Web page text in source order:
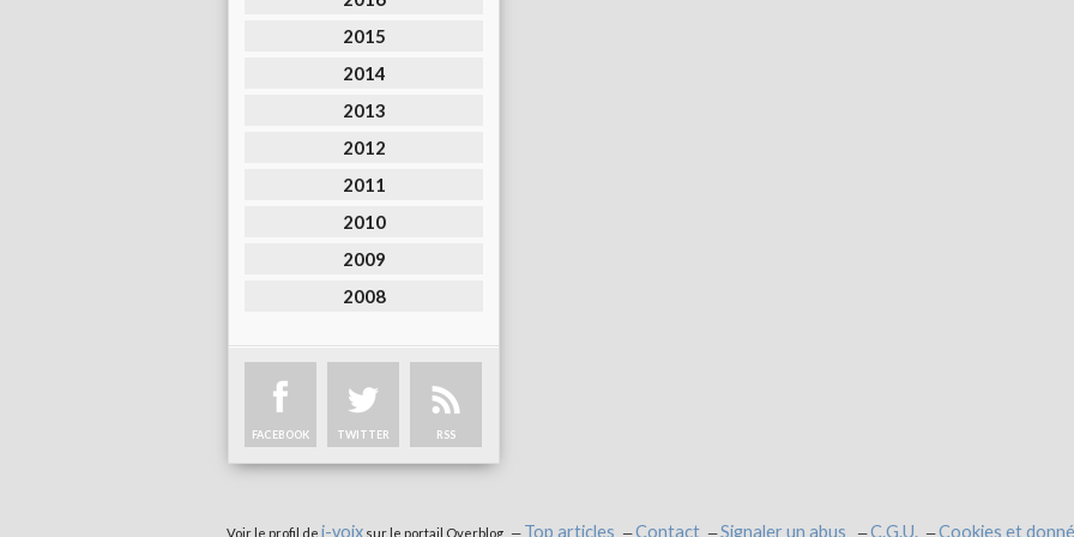
2015
2014
2013
2012
2011
2010
2009
2008
FACEBOOK TWITTER RSS
Voir le profil de i-voixsur le portail Overblog Top articles Contact Signaler un abus C.G.U. Cookies et